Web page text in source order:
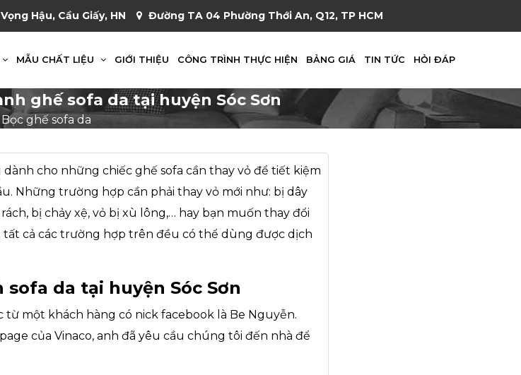
Hậu, Cầu Giấy, HN Đường TA 04 Phường Thới An, Q12, TP HCM
MẪU CHẤT LIỆU GIỚI THIỆU CÔNG TRÌNH THỰC HIỆN BẢNG GIÁ TIN TỨC HỎI ĐÁP
ghế sofa da tại huyện Sóc Sơn
Bọc ghế sofa da
cho những chiếc ghế sofa cần thay vỏ để tiết kiệm
Những trường hợp cần phải thay vỏ mới như: bị dây
bị chảy xệ, vỏ bị xù lông,… hay bạn muốn thay đổi
tất cả các trường hợp trên đều có thể dùng được dịch
da tại huyện Sóc Sơn
một khách hàng có nick facebook là Be Nguyễn.
của Vinaco, anh đã yêu cầu chúng tôi đến nhà để